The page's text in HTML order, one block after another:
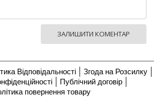
ЗАЛИШИТИ КОМЕНТАР
Відповідальності
Згода на Розсилку
Публічний договір
повернення товару